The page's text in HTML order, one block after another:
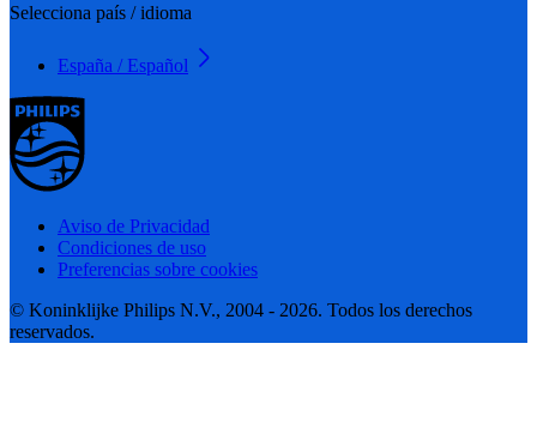
Selecciona país / idioma
España / Español
Aviso de Privacidad
Condiciones de uso
Preferencias sobre cookies
© Koninklijke Philips N.V., 2004 - 2026. Todos los derechos
reservados.